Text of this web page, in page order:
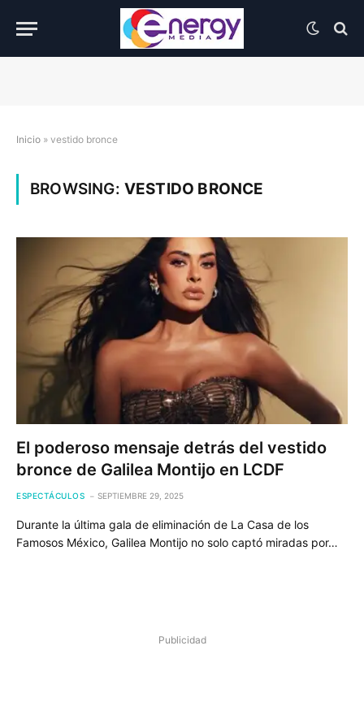
Inicio » vestido bronce
BROWSING: VESTIDO BRONCE
El poderoso mensaje detrás del vestido
bronce de Galilea Montijo en LCDF
ESPECTÁCULOS SEPTIEMBRE 29, 2025
Durante la última gala de eliminación de La Casa de los
Famosos México, Galilea Montijo no solo captó miradas por…
Publicidad